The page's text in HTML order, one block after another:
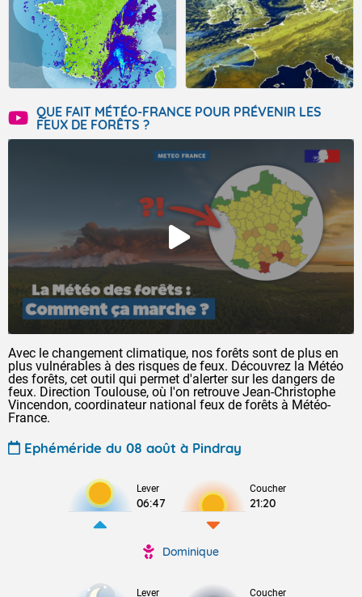
QUE FAIT MÉTÉO-FRANCE POUR PRÉVENIR LES
FEUX DE FORÊTS ?
Avec le changement climatique, nos forêts sont de plus en
plus vulnérables à des risques de feux. Découvrez la Météo
des forêts, cet outil qui permet d'alerter sur les dangers de
feux. Direction Toulouse, où l'on retrouve Jean-Christophe
Vincendon, coordinateur national feux de forêts à Météo-
France.
Ephéméride du 08 août à Pindray
Lever
06:47
Coucher
21:20
Dominique
Lever Coucher